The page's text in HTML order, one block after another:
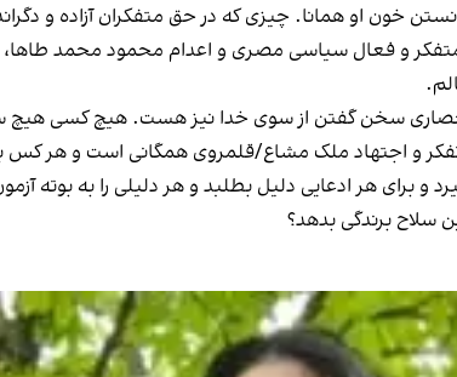
خون او همانا. چیزی که در حق متفکران آزاده و دگراندیش
و فعال سیاسی مصری و اعدام محمود محمد طاها،
سخن گفتن از سوی خدا نیز هست. هیچ کسی هیچ
و اجتهاد ملک مشاع/قلمروی همگانی است و هر کس به
برای هر ادعایی دلیل بطلبد و هر دلیلی را به بوته
سلاح برندگی بدهد؟